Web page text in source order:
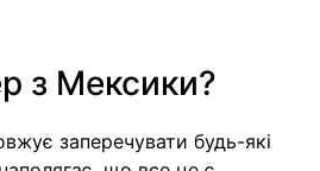
з Мексики?
заперечувати будь-які